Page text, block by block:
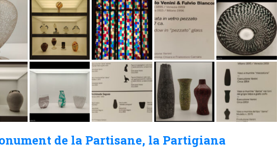
de la Partisane, la Partigiana